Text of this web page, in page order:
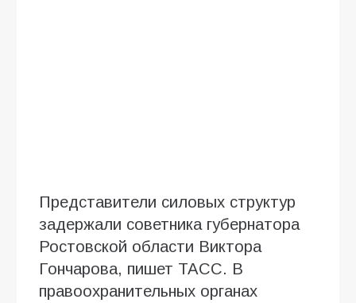
Представители силовых структур
задержали советника губернатора
Ростовской области Виктора
Гончарова, пишет ТАСС. В
правоохранительных органах